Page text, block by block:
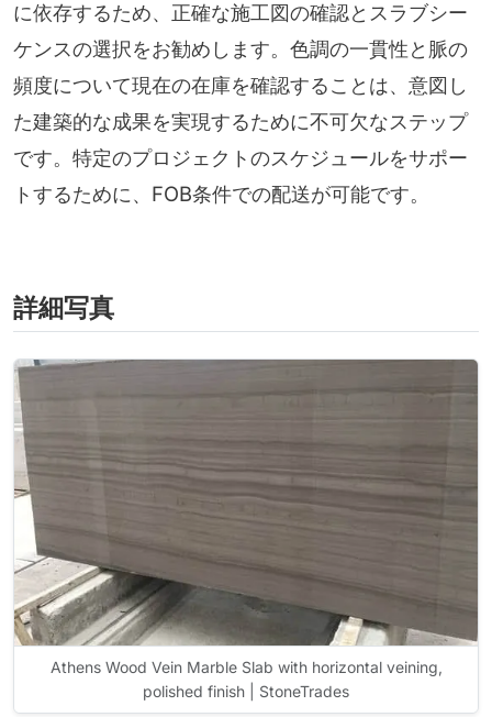
に依存するため、正確な施工図の確認とスラブシー
ケンスの選択をお勧めします。色調の一貫性と脈の
頻度について現在の在庫を確認することは、意図し
た建築的な成果を実現するために不可欠なステップ
です。特定のプロジェクトのスケジュールをサポー
トするために、FOB条件での配送が可能です。
詳細写真
Athens Wood Vein Marble Slab with horizontal veining,
polished finish | StoneTrades